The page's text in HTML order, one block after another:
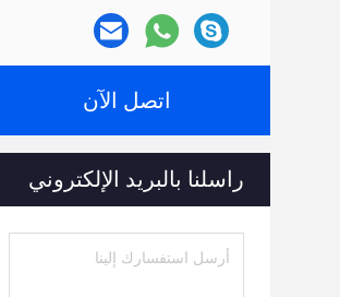
اتصل الآن
راسلنا بالبريد الإلكتروني